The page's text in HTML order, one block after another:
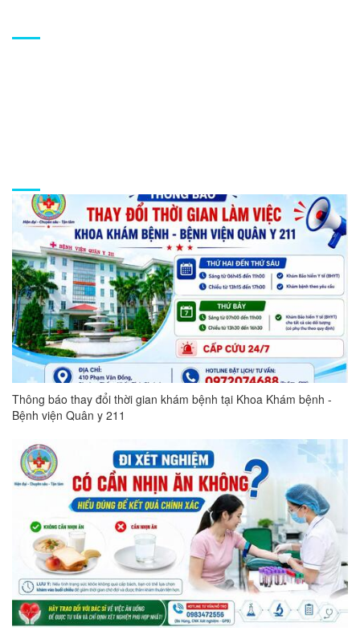
Thông báo thay đổi thời gian khám bệnh tại Khoa Khám bệnh -
Bệnh viện Quân y 211